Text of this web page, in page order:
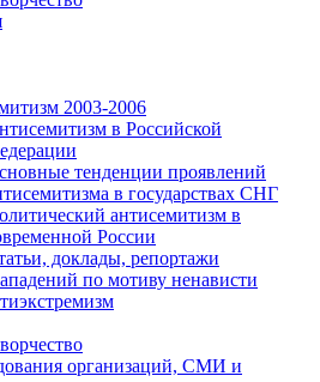
2003-2006
в Российской
тенденции проявлений
в государствах СНГ
антисемитизм в
России
доклады, репортажи
по мотиву ненависти
организаций, СМИ и